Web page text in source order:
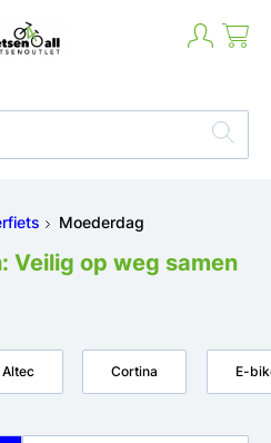
Moederdag
Veilig op weg samen
Altec Cortina E-